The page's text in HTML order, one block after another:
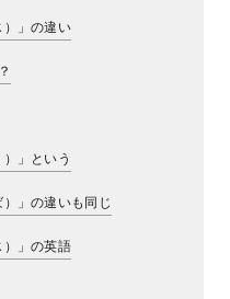
）」の違い
」という
）」の違いも同じ
）」の英語